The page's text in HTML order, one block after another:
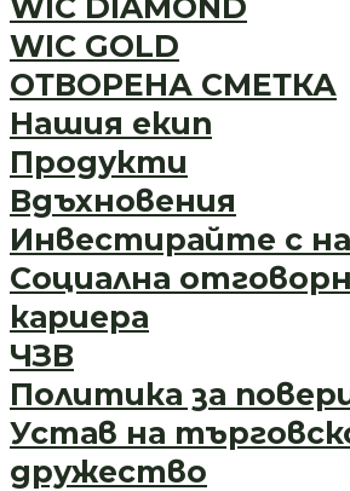
WIC GOLD
ОТВОРЕНА СМЕТКА
Нашия екип
Продукти
Вдъхновения
Инвестирайте с
Социална
кариера
ЧЗВ
Политика за
Устав на
дружество